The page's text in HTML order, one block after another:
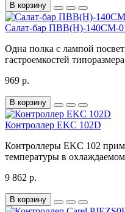
В корзину
Салат-бар ПВВ(Н)-140СМ-
Одна полка с лампой
гастроемкостей
969 р.
В корзину
Контроллер EKC 102D
Контроллеры EKC 102
температуры в
9 862 р.
В корзину